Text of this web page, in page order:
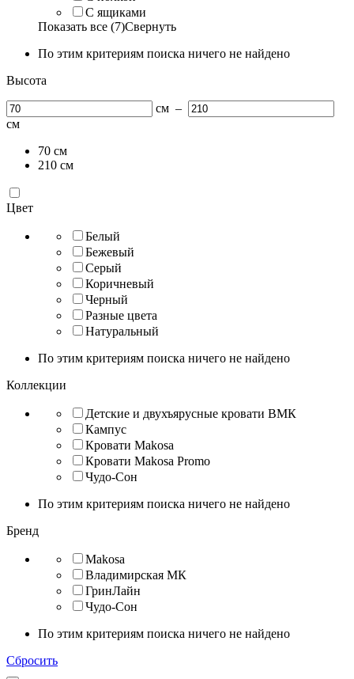
С ящиками
Показать все (7)Свернуть
По этим критериям поиска ничего не найдено
Высота
см –
см
70 см
210 см
Цвет
Белый
Бежевый
Серый
Коричневый
Черный
Разные цвета
Натуральный
По этим критериям поиска ничего не найдено
Коллекции
Детские и двухъярусные кровати ВМК
Кампус
Кровати Makosa
Кровати Makosa Promo
Чудо-Сон
По этим критериям поиска ничего не найдено
Бренд
Makosa
Владимирская МК
ГринЛайн
Чудо-Сон
По этим критериям поиска ничего не найдено
Сбросить